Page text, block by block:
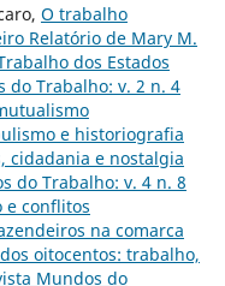
O trabalho
Relatório de Mary M.
dos Estados
do Trabalho: v. 2 n. 4
e historiografia
cidadania e nostalgia
do Trabalho: v. 4 n. 8
e conflitos
na comarca
oitocentos: trabalho,
Mundos do